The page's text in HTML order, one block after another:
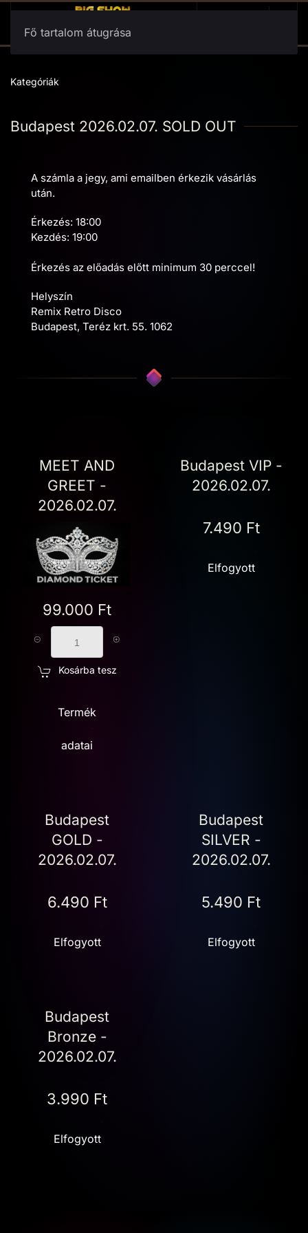
Fő tartalom átugrása
Kategóriák
Budapest 2026.02.07. SOLD OUT
A számla a jegy, ami emailben érkezik vásárlás
után.
Érkezés: 18:00
Kezdés: 19:00
Érkezés az előadás előtt minimum 30 perccel!
Helyszín
Remix Retro Disco
Budapest, Teréz krt. 55. 1062
MEET AND
GREET -
2026.02.07.
99.000 Ft
Kosárba tesz
Termék
adatai
Budapest VIP -
2026.02.07.
7.490 Ft
Elfogyott
Budapest
GOLD -
2026.02.07.
6.490 Ft
Elfogyott
Budapest
SILVER -
2026.02.07.
5.490 Ft
Elfogyott
Budapest
Bronze -
2026.02.07.
3.990 Ft
Elfogyott